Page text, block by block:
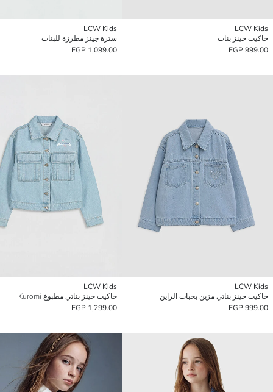
LCW Kids
جاكيت جينز بنات
999.00 EGP
LCW Kids
سترة جينز مطرزة للبنات
1,099.00 EGP
LCW Kids
جاكيت جينز بناتي مزين بحبات الراين
999.00 EGP
LCW Kids
جاكيت جينز بناتي مطبوع Kuromi
1,299.00 EGP